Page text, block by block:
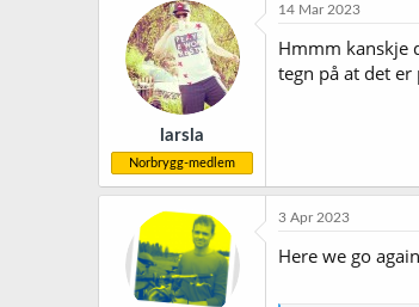
larsla
Norbrygg-medlem
14 Mar 2023
Hmmm kanskje
tegn på at det
3 Apr 2023
Here we go